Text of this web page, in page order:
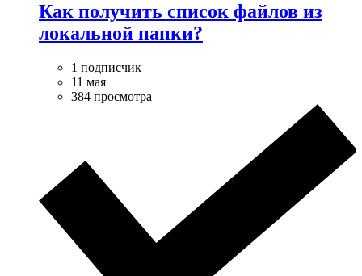
Как получить список файлов из
локальной папки?
1 подписчик
11 мая
384 просмотра